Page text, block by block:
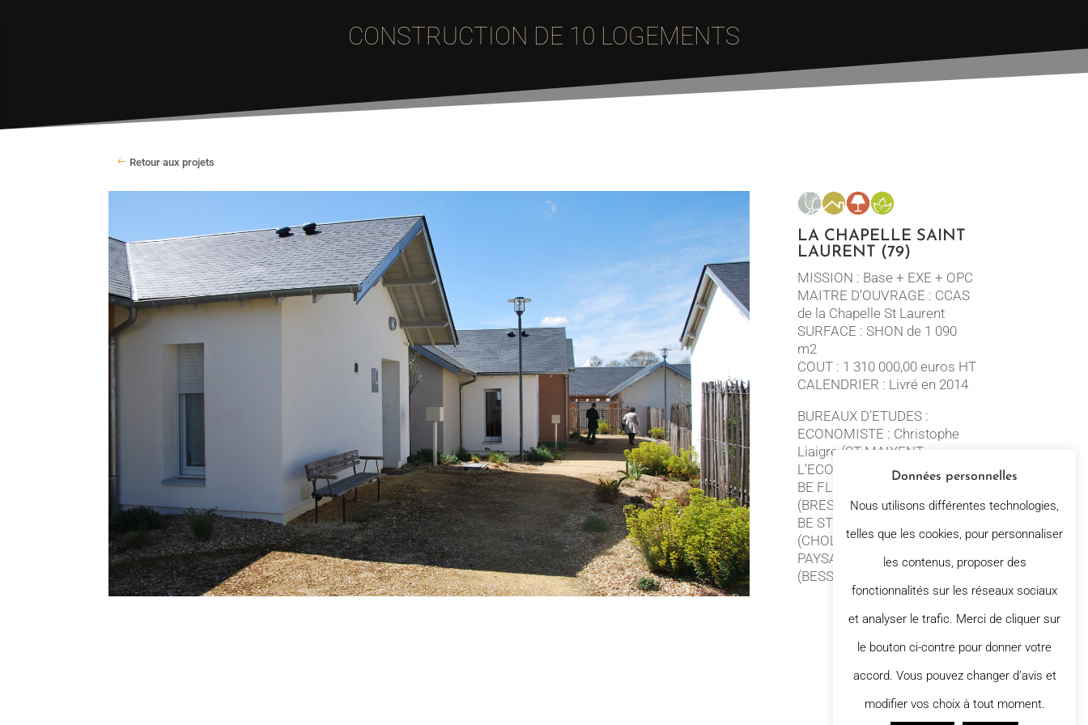
CONSTRUCTION DE 10 LOGEMENTS
Retour aux projets
LA CHAPELLE SAINT
LAURENT (79)
MISSION : Base + EXE + OPC
MAITRE D’OUVRAGE : CCAS
de la Chapelle St Laurent
SURFACE : SHON de 1 090
m2
COUT : 1 310 000,00 euros HT
CALENDRIER : Livré en 2014
BUREAUX D’ETUDES :
ECONOMISTE : Christophe
Liaigre (ST MAIXENT
L’ECOLE)
BE FLUIDES : ACE
(BRESSUIRE)
BE STRUCTURE : AREST
(CHOLET)
PAYSAGISTE : Géniplant
(BESSINES)
Données personnelles
Nous utilisons différentes technologies,
telles que les cookies, pour personnaliser
les contenus, proposer des
fonctionnalités sur les réseaux sociaux
et analyser le trafic. Merci de cliquer sur
le bouton ci-contre pour donner votre
accord. Vous pouvez changer d’avis et
modifier vos choix à tout moment.